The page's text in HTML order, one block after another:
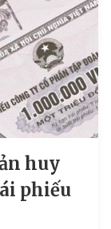
huy
phiếu